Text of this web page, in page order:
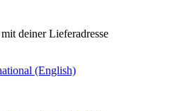
mit deiner Lieferadresse
(English)